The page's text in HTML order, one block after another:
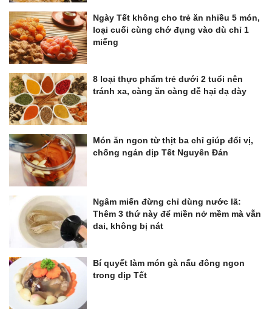
Ngày Tết không cho trẻ ăn nhiều 5 món,
loại cuối cùng chớ đụng vào dù chỉ 1
miếng
8 loại thực phẩm trẻ dưới 2 tuổi nên
tránh xa, càng ăn càng dễ hại dạ dày
Món ăn ngon từ thịt ba chỉ giúp đổi vị,
chống ngán dịp Tết Nguyên Đán
Ngâm miến đừng chỉ dùng nước lã:
Thêm 3 thứ này để miền nở mềm mà vẫn
dai, không bị nát
Bí quyết làm món gà nấu đông ngon
trong dịp Tết